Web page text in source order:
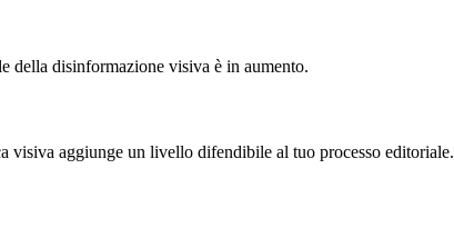
della disinformazione visiva è in aumento.
aggiunge un livello difendibile al tuo processo editoriale.